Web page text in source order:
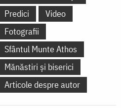
Predici
Video
Fotografii
Sfântul Munte Athos
Mănăstiri și biserici
Articole despre autor